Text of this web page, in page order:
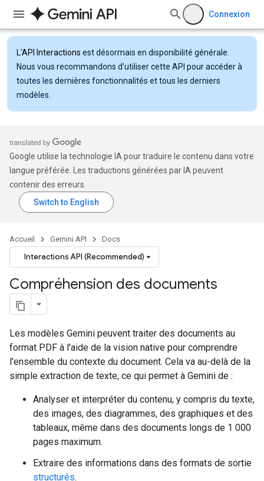
Connexion
L'API Interactions est désormais en disponibilité générale.
Nous vous recommandons d'utiliser cette API pour accéder à
toutes les dernières fonctionnalités et tous les derniers
modèles.
Google utilise la technologie IA pour traduire le contenu dans votre
langue préférée. Les traductions générées par IA peuvent
contenir des erreurs.
Accueil Gemini API Docs
Interactions API (Recommended)
Compréhension des documents
Les modèles Gemini peuvent traiter des documents au
format PDF à l'aide de la vision native pour comprendre
l'ensemble du contexte du document. Cela va au-delà de la
simple extraction de texte, ce qui permet à Gemini de :
Analyser et interpréter du contenu, y compris du texte,
des images, des diagrammes, des graphiques et des
tableaux, même dans des documents longs de 1 000
pages maximum.
Extraire des informations dans des formats de sortie
structurés.